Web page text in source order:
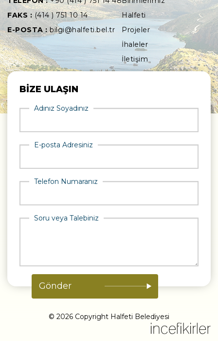
FAKS :(414 ) 751 10 14
E-POSTA :bilgi@halfeti.bel.tr
Halfeti
Projeler
İhaleler
İletişim
BİZE ULAŞIN
Adınız Soyadınız
E-posta Adresiniz
Telefon Numaranız
Soru veya Talebiniz
© 2026 Copyright Halfeti Belediyesi